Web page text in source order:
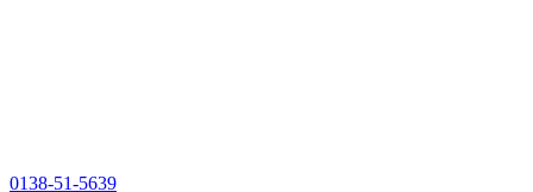
0138-51-5639